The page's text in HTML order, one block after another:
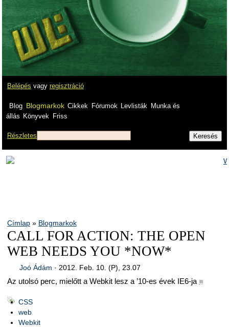
Belépés vagy regisztráció
Blog Blogmarkok Cikkek Fórumok Levlisták
Munka és
állás Könyvek Friss
Részletes
Címlap » Blogmarkok
CALL FOR ACTION: THE OPEN
WEB NEEDS YOU *NOW*
Joó Ádám · 2012. Feb. 10. (P), 23.07
Az utolsó perc, mielőtt a Webkit lesz a ’10-es évek IE6-ja ■
CSS
web
Webkit